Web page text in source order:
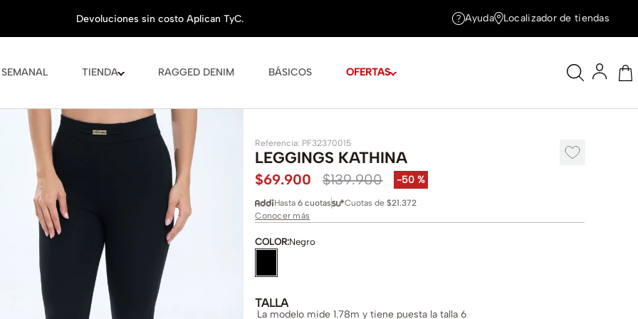
TIENDA RAGGED DENIM BÁSICOS OFERTAS
Ayuda Localizador de tiendas
Referencia: PF32370015
LEGGINGS KATHINA
$69.900 $139.900 -50 %
Hasta6 cuotas Cuotas de$21.372
Conocer más
COLOR:Negro
TALLA
La modelo mide 1.78m y tiene puesta la talla 6